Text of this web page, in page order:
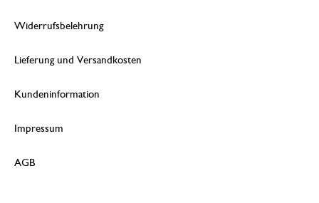
Widerrufsbelehrung
Lieferung und Versandkosten
Kundeninformation
Impressum
AGB